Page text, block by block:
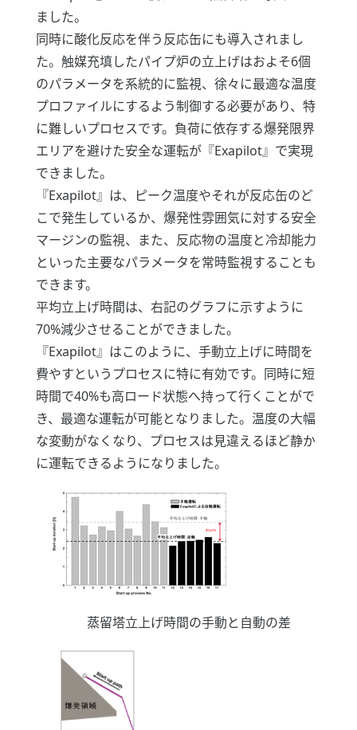
ました。
同時に酸化反応を伴う反応缶にも導入されまし
た。触媒充填したパイプ炉の立上げはおよそ6個
のパラメータを系統的に監視、徐々に最適な温度
プロファイルにするよう制御する必要があり、特
に難しいプロセスです。負荷に依存する爆発限界
エリアを避けた安全な運転が『Exapilot』で実現
できました。
『Exapilot』は、ピーク温度やそれが反応缶のど
こで発生しているか、爆発性雰囲気に対する安全
マージンの監視、また、反応物の温度と冷却能力
といった主要なパラメータを常時監視することも
できます。
平均立上げ時間は、右記のグラフに示すように
70%減少させることができました。
『Exapilot』はこのように、手動立上げに時間を
費やすというプロセスに特に有効です。同時に短
時間で40%も高ロード状態へ持って行くことがで
き、最適な運転が可能となりました。温度の大幅
な変動がなくなり、プロセスは見違えるほど静か
に運転できるようになりました。
蒸留塔立上げ時間の手動と自動の差